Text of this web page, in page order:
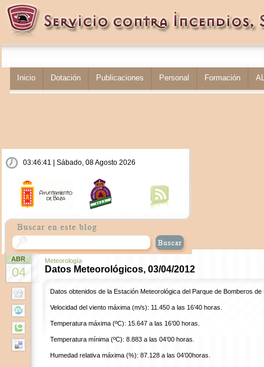
Inicio Dotación Publicaciones Personal Formación
03:46:41 | Sábado, 08 Agosto 2026
ABR
04
Meteorología
Datos Meteorológicos, 03/04/2012
Datos obtenidos de la Estación Meteorológica del Parque de Bomberos de
Velocidad del viento máxima (m/s): 11.450 a las 16’40 horas.
Temperatura máxima (ºC): 15.647 a las 16’00 horas.
Temperatura mínima (ºC): 8.883 a las 04’00 horas.
Humedad relativa máxima (%): 87.128 a las 04’00horas.